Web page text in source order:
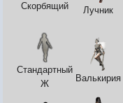
Скорбящий Лучник
Стандартный
Ж
Валькирия